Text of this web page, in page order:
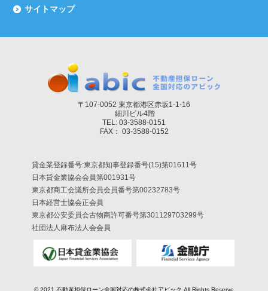
サイトマップ
〒107-0052 東京都港区赤坂1-1-16
細川ビル4階
TEL: 03-3588-0151
FAX： 03-3588-0152
貸金業登録番号:東京都知事登録番号(15)第01611号
日本貸金業協会会員第001931号
東京都商工会議所会員会員番号第00232783号
日本経営士協会正会員
東京都公安委員会古物商許可番号第301129703299号
社団法人麻布法人会会員